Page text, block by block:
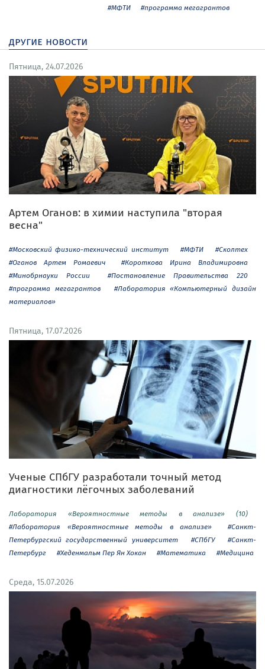
#МФТИ
#программа мегагрантов
другие новости
Пятница, 24.07.2026
Артем Оганов: в химии наступила "вторая
весна"
#Московский физико-технический институт #МФТИ
#Сколтех
#Оганов Артем Ромаевич
#Короткова Ирина Владимировна
#Минобрнауки России
#Постановление Правительства 220
#программа мегагрантов
#Лаборатория «Компьютерный дизайн
материалов»
Пятница, 17.07.2026
Ученые СПбГУ разработали точный метод
диагностики лёгочных заболеваний
Лаборатория «Вероятностные методы в анализе» (10)
#Лаборатория «Вероятностные методы в анализе»
#Санкт-
Петербургский государственный университет
#СПбГУ
#Санкт-
Петербург
#Хеденмальм Пер Ян Хокан #Математика #Медицина
Среда, 15.07.2026